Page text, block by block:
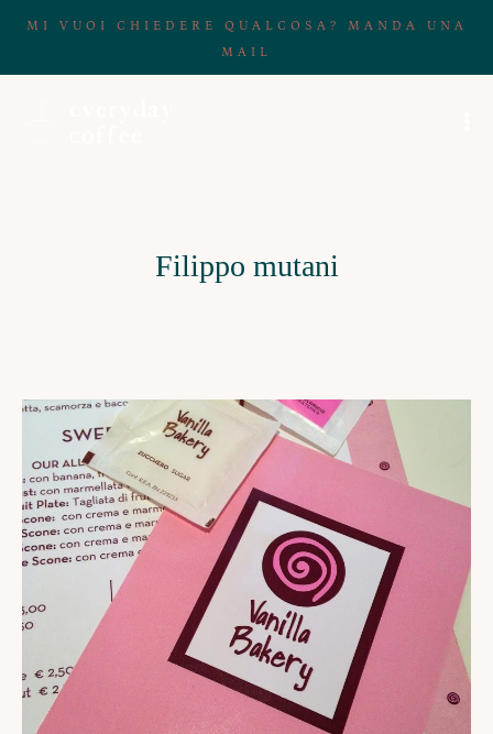
MI VUOI CHIEDERE QUALCOSA? MANDA UNA
MAIL
Filippo mutani